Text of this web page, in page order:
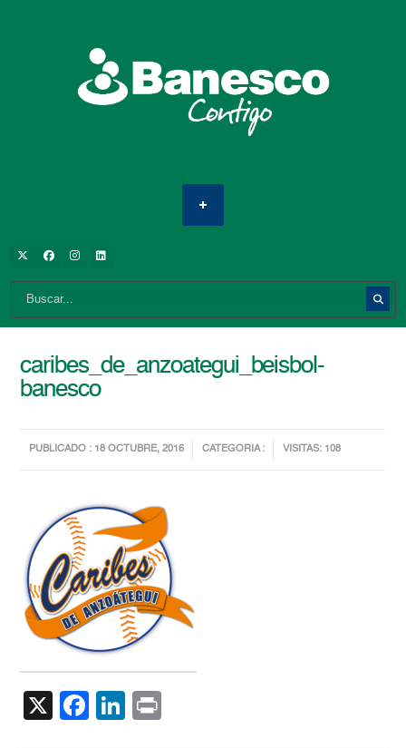
caribes_de_anzoategui_beisbol-
banesco
PUBLICADO : 18 OCTUBRE, 2016 CATEGORIA : VISITAS: 108
X Facebook
LinkedIn